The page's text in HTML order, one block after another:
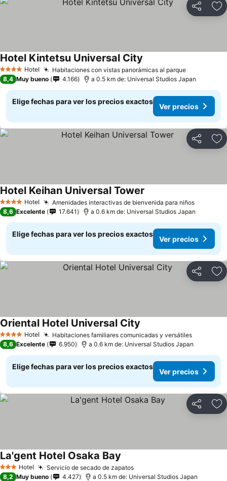
Compartir
4 EstrellasHotel Habitaciones con vistas panorámicas al parqueVer
Hotel Kintetsu Universal City
8,4 Muy bueno 4.166 a 0.5 km de: Universal Studios Japan
Elige fechas para ver los precios exactos
Ver precios
Compartir
4 EstrellasHotel Amenidades interactivas de bienvenida para niñosVer
Hotel Keihan Universal Tower
8,6 Excelente 17.641 a 0.6 km de: Universal Studios Japan
Elige fechas para ver los precios exactos
Ver precios
Compartir
4 EstrellasHotel Habitaciones familiares comunicadas y versátilesVer
Oriental Hotel Universal City
8,6 Excelente 6.950 a 0.6 km de: Universal Studios Japan
Elige fechas para ver los precios exactos
Ver precios
Compartir
3 Estrellas
Hotel Servicio de secado de zapatosVer precios
La'gent Hotel Osaka Bay
8,2 Muy bueno 4.427 a 0.5 km de: Universal Studios Japan